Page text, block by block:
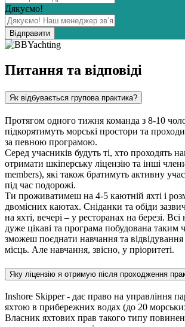
Дякуємо!
Відправити
Питання та відповіді
Як відбувається групова практика?
Протягом одного тижня команда з 8-10
підкорятимуть морські простори та
за певною програмою.
Серед учасників будуть ті, хто проходять
отримати шкіперську ліцензію та інші
members), які також братимуть активну
під час подорожі.
Ти проживатимеш на 4-5 каютній яхті і
двомісних каютах. Сніданки та обіди
на яхті, вечері – у ресторанах на березі.
дуже цікаві та програма побудована
зможеш поєднати навчання та
місць. Але навчання, звісно, у пріоритеті.
Яку ліцензію я отримую після проходження
Inshore Skipper - дає право на управління
яхтою в прибережних водах (до 20
Власник яхтових прав такого типу повинен